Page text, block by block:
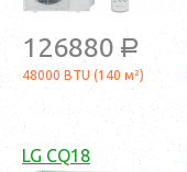
126880 a
48000 BTU (140 м²)
LG CQ18